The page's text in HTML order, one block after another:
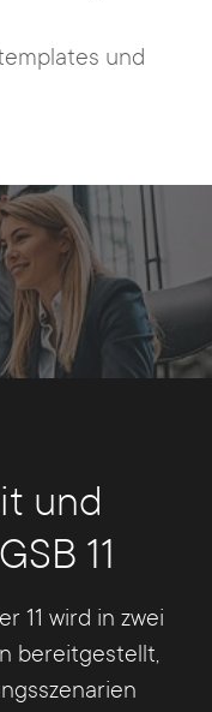
und
und
11
11 wird in zwei
bereitgestellt,